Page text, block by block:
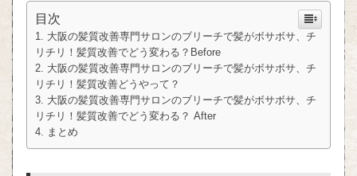
目次
大阪の髪質改善専門サロンのブリーチで髪がボサボサ、チ
リチリ！髪質改善でどう変わる？Before
大阪の髪質改善専門サロンのブリーチで髪がボサボサ、チ
リチリ！髪質改善どうやって？
大阪の髪質改善専門サロンのブリーチで髪がボサボサ、チ
リチリ！髪質改善でどう変わる？ After
まとめ